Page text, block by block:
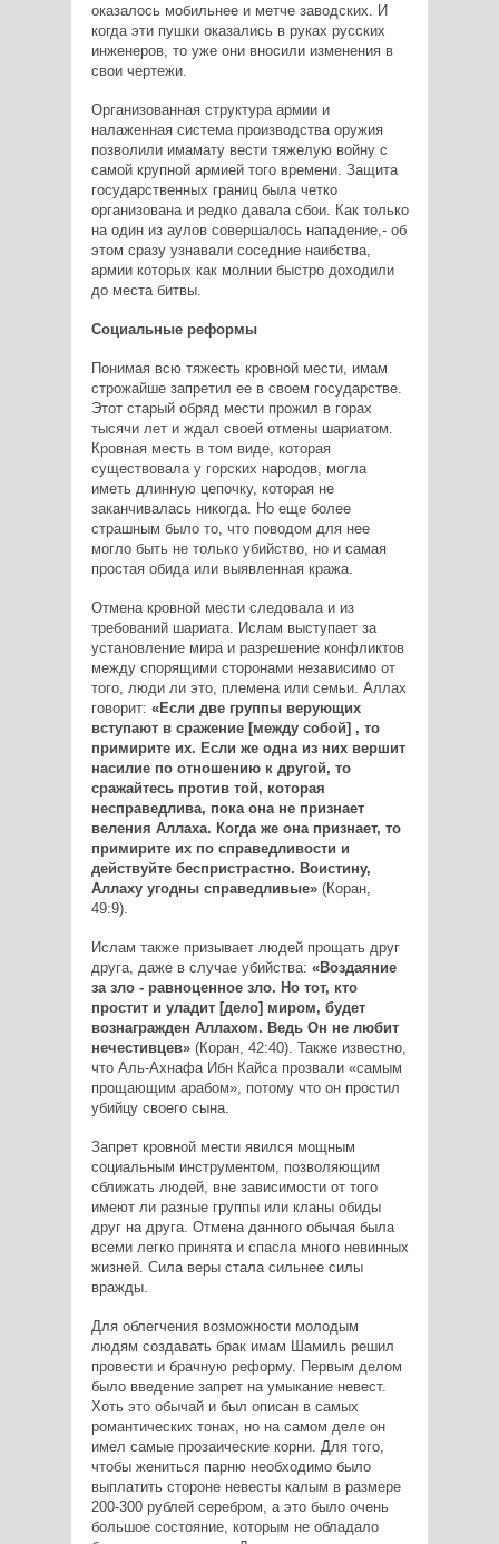
оказалось мобильнее и метче заводских. И
когда эти пушки оказались в руках русских
инженеров, то уже они вносили изменения в
свои чертежи.
Организованная структура армии и
налаженная система производства оружия
позволили имамату вести тяжелую войну с
самой крупной армией того времени. Защита
государственных границ была четко
организована и редко давала сбои. Как только
на один из аулов совершалось нападение,- об
этом сразу узнавали соседние наибства,
армии которых как молнии быстро доходили
до места битвы.
Социальные реформы
Понимая всю тяжесть кровной мести, имам
строжайше запретил ее в своем государстве.
Этот старый обряд мести прожил в горах
тысячи лет и ждал своей отмены шариатом.
Кровная месть в том виде, которая
существовала у горских народов, могла
иметь длинную цепочку, которая не
заканчивалась никогда. Но еще более
страшным было то, что поводом для нее
могло быть не только убийство, но и самая
простая обида или выявленная кража.
Отмена кровной мести следовала и из
требований шариата. Ислам выступает за
установление мира и разрешение конфликтов
между спорящими сторонами независимо от
того, люди ли это, племена или семьи. Аллах
говорит: «Если две группы верующих
вступают в сражение [между собой] , то
примирите их. Если же одна из них вершит
насилие по отношению к другой, то
сражайтесь против той, которая
несправедлива, пока она не признает
веления Аллаха. Когда же она признает, то
примирите их по справедливости и
действуйте беспристрастно. Воистину,
Аллаху угодны справедливые»(Коран,
49:9).
Ислам также призывает людей прощать друг
друга, даже в случае убийства: «Воздаяние
за зло - равноценное зло. Но тот, кто
простит и уладит [дело] миром, будет
вознагражден Аллахом. Ведь Он не любит
нечестивцев»(Коран, 42:40). Также известно,
что Аль-Ахнафа Ибн Кайса прозвали «самым
прощающим арабом», потому что он простил
убийцу своего сына.
Запрет кровной мести явился мощным
социальным инструментом, позволяющим
сближать людей, вне зависимости от того
имеют ли разные группы или кланы обиды
друг на друга. Отмена данного обычая была
всеми легко принята и спасла много невинных
жизней. Сила веры стала сильнее силы
вражды.
Для облегчения возможности молодым
людям создавать брак имам Шамиль решил
провести и брачную реформу. Первым делом
было введение запрет на умыкание невест.
Хоть это обычай и был описан в самых
романтических тонах, но на самом деле он
имел самые прозаические корни. Для того,
чтобы жениться парню необходимо было
выплатить стороне невесты калым в размере
200-300 рублей серебром, а это было очень
большое состояние, которым не обладало